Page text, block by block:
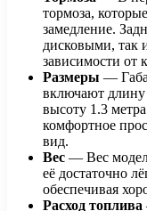
тормоза,
замедление.
дисковыми, так
зависимости от
Размеры —
включают длину
высоту 1.3
комфортное
вид.
Вес — Вес
её достаточно
обеспечивая
Расход топлива